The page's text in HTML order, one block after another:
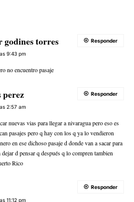
torres
9:43 pm
no encuentro pasaje
Responder
2:57 am
nuevas vias para llegar a nivaragua pero eso es
pasajes pero q hay con los q ya lo vendieron
en ese dichoso pasaje d donde van a sacar para
d pensar q después q lo compren tambien
Rico
Responder
11:12 pm
Responder